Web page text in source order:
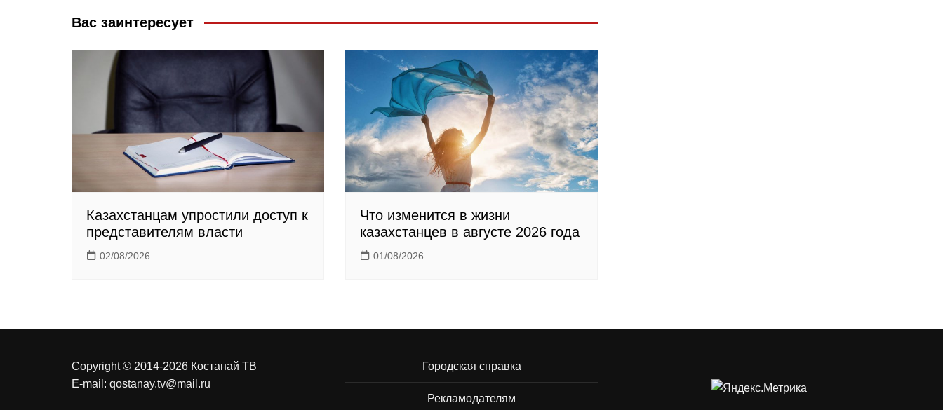
k
s
s
Вас заинтересует
Казахстанцам упростили доступ к
представителям власти
02/08/2026
Что изменится в жизни
казахстанцев в августе 2026 года
01/08/2026
Copyright © 2014-2026 Костанай ТВ
E-mail: qostanay.tv@mail.ru
Городская справка
Рекламодателям